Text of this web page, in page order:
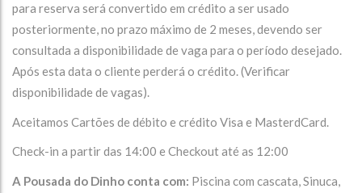
para reserva será convertido em crédito a ser usado
posteriormente, no prazo máximo de 2 meses, devendo ser
consultada a disponibilidade de vaga para o período desejado.
Após esta data o cliente perderá o crédito. (Verificar
disponibilidade de vagas).
Aceitamos Cartões de débito e crédito Visa e MasterdCard.
Check-in a partir das 14:00 e Checkout até as 12:00
A Pousada do Dinho conta com: Piscina com cascata, Sinuca,